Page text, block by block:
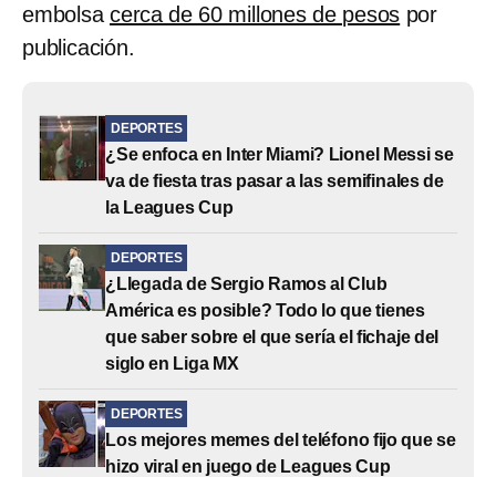
embolsa cerca de 60 millones de pesos por
publicación.
DEPORTES
¿Se enfoca en Inter Miami? Lionel Messi se
va de fiesta tras pasar a las semifinales de
la Leagues Cup
DEPORTES
¿Llegada de Sergio Ramos al Club
América es posible? Todo lo que tienes
que saber sobre el que sería el fichaje del
siglo en Liga MX
DEPORTES
Los mejores memes del teléfono fijo que se
hizo viral en juego de Leagues Cup